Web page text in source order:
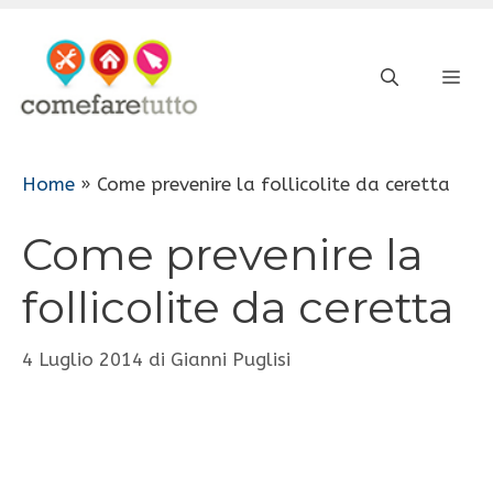
contenuto
Home » Come prevenire la follicolite da ceretta
Come prevenire la
follicolite da ceretta
4 Luglio 2014 di Gianni Puglisi